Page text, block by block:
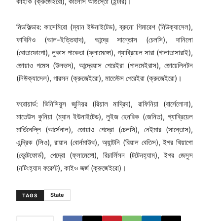
মিডফিল্ডার: কাসেমিরো (ম্যান ইউনাইটেড), ব্রুনো গিমারেশ (নিউক্যাসেল),
ফাবিনিও (আল-ইত্তিহাদ), আন্দ্রে সান্তোস (চেলসি), দানিলো
(বোতাফোগো), লুকাস পাকেতা (ফ্লামেঙ্গো), গ্যাব্রিয়েল সারা (গালাতাসারাই),
জোয়াও গমেস (উলভস), আন্দ্রেয়াস পেরেইরা (পালমেইরাস), জোয়েলিনটন
(নিউক্যাসেল), গারসন (ক্রুজেইরো), মাতেউস পেরেইরা (ক্রুজেইরো)।
ফরোয়ার্ড: ভিনিসিয়ুস জুনিয়র (রিয়াল মাদ্রিদ), রাফিনিয়া (বার্সেলোনা),
মাতেউস কুনিয়া (ম্যান ইউনাইটেড), লুইজ হেনরিক (জেনিত), গ্যাব্রিয়েল
মার্তিনেল্লি (আর্সেনাল), জোয়াও পেদ্রো (চেলসি), নেইমার (সান্তোস),
এন্দ্রিক (লিও), রায়ান (বোর্নমাউথ), অ্যান্টনি (রিয়াল বেতিস), ইগর থিয়াগো
(ব্রেন্টফোর্ড), পেদ্রো (ফ্লামেঙ্গো), রিচার্লিসন (টটেনহ্যাম), ইগর জেসুস
(নটিংহ্যাম ফরেস্ট), কাইও জর্জ (ক্রুজেইরো)।
TAGS State